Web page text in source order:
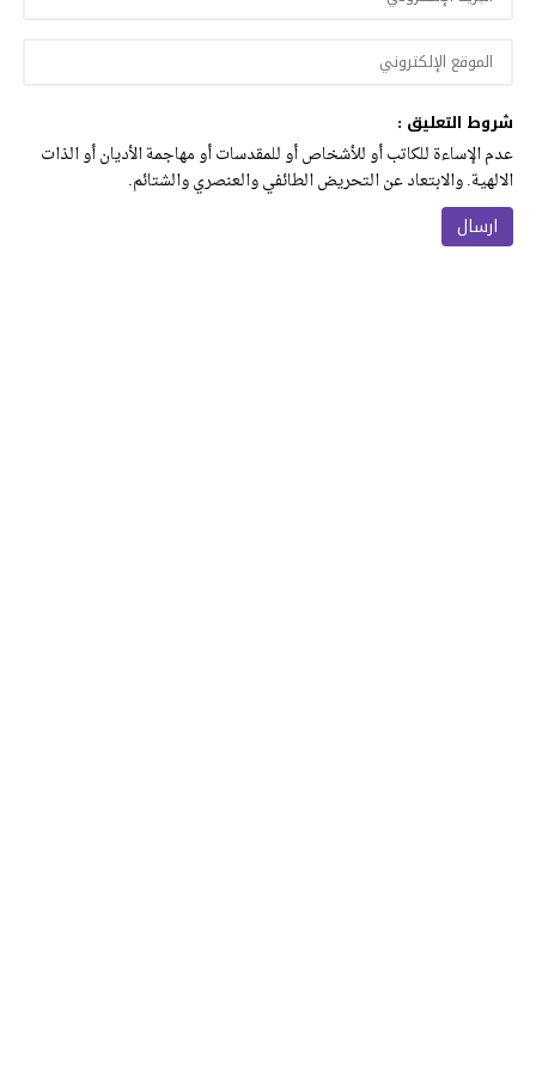
شروط التعليق :
عدم الإساءة للكاتب أو للأشخاص أو للمقدسات أو مهاجمة الأديان أو الذات
الالهية. والابتعاد عن التحريض الطائفي والعنصري والشتائم.